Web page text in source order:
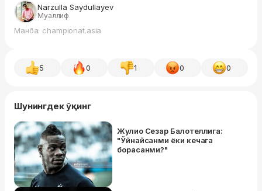
Narzulla Saydullayev
Муаллиф
Манба: championat.asia
5 0 1 0 0
Шунингдек ўқинг
Жулио Сезар Балотеллига:
"Ўйнайсанми ёки кечага
борасанми?"